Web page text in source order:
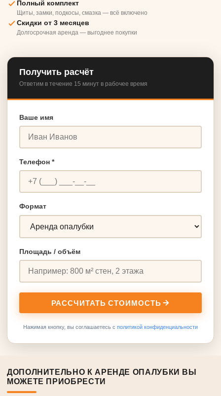
Полный комплект
Щиты, замки, подкосы, смазка — всё включено
Скидки от 3 месяцев
Долгосрочная аренда — выгоднее покупки
Получить расчёт
Ответим в течение 15 минут в рабочее время
Ваше имя
Телефон *
Формат
Площадь / объём
РАССЧИТАТЬ СТОИМОСТЬ
Нажимая кнопку, вы соглашаетесь с политикой конфиденциальности
ДОПОЛНИТЕЛЬНО К АРЕНДЕ ОПАЛУБКИ ВЫ
МОЖЕТЕ ПРИОБРЕСТИ